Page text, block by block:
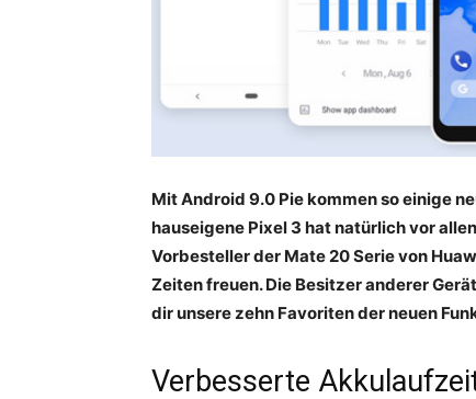
Mit Android 9.0 Pie kommen so einige
hauseigene Pixel 3 hat natürlich vor
Vorbesteller der Mate 20 Serie von
Zeiten freuen. Die Besitzer anderer
dir unsere zehn Favoriten der neuen
Verbesserte